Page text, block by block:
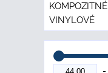
KOMPOZITNÉ
VINYLOVÉ